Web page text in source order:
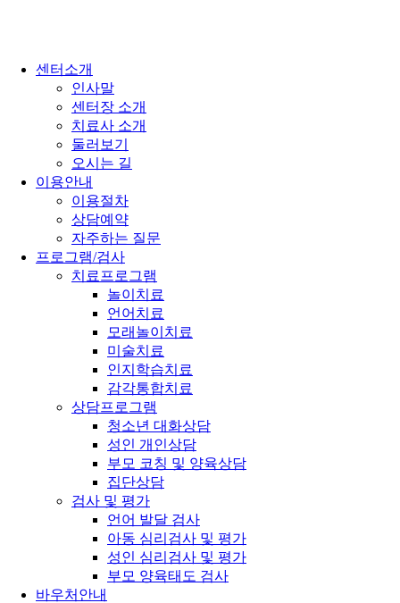
센터소개
인사말
센터장 소개
치료사 소개
둘러보기
오시는 길
이용안내
이용절차
상담예약
자주하는 질문
프로그램/검사
치료프로그램
놀이치료
언어치료
모래놀이치료
미술치료
인지학습치료
감각통합치료
상담프로그램
청소년 대화상담
성인 개인상담
부모 코칭 및 양육상담
집단상담
검사 및 평가
언어 발달 검사
아동 심리검사 및 평가
성인 심리검사 및 평가
부모 양육태도 검사
바우처안내